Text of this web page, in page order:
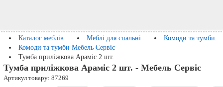
Каталог меблів Меблі для спальні
Комоди та тумби
Комоди та тумби Мебель Сервіс
Тумба приліжкова Араміс 2 шт.
Тумба приліжкова Араміс 2 шт. - Мебель Сервіс
Артикул товару: 87269